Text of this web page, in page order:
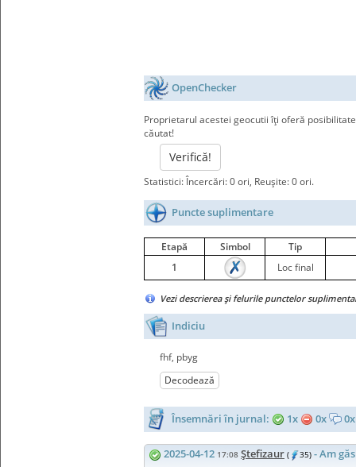
OpenChecker
Proprietarul acestei geocutii îţi oferă
căutat!
Verifică!
Statistici: Încercări: 0 ori, Reuşite: 0 ori.
Puncte suplimentare
Etapă Simbol
Tip
1
Loc final
Vezi descrierea şi felurile punctelor
Indiciu
fhf, pbyg
Decodează
Însemnări în jurnal: 1x 0x 0x
2025-04-12 17:08 Ştefizaur ( 35) - Am